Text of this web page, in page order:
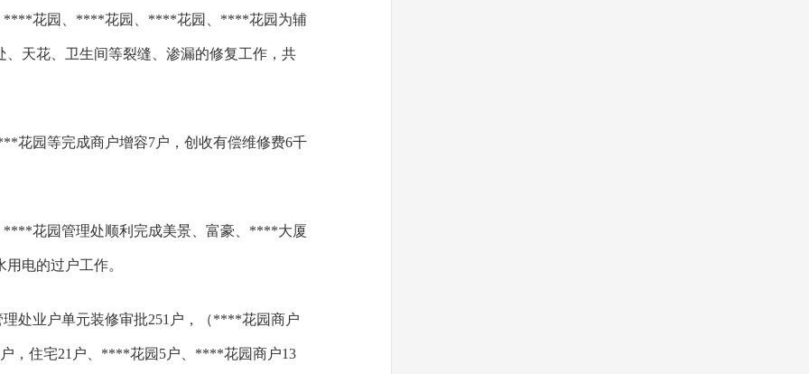
****花园、****花园、****花园、****花园为辅
、天花、卫生间等裂缝、渗漏的修复工作，共
园等完成商户增容7户，创收有偿维修费6千
花园管理处顺利完成美景、富豪、****大厦
电的过户工作。
处业户单元装修审批251户，（****花园商户
，住宅21户、****花园5户、****花园商户13